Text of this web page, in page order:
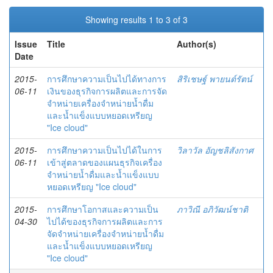
Showing results 1 to 3 of 3
Issue
Date
Title Author(s)
2015-
06-11
การศึกษาความเป็นไปได้ทางการ
เงินของธุรกิจการผลิตและการจัด
จำหน่ายเครื่องจำหน่ายน้ำดื่ม
และน้ำแข็งแบบหยอดเหรียญ
"Ice cloud"
สิริเชษฐ์ พายนต์รัตน์
2015-
06-11
การศึกษาความเป็นไปได้ในการ
เข้าสู่ตลาดของแผนธุรกิจเครื่อง
จำหน่ายน้ำดื่มและน้ำแข็งแบบ
หยอดเหรียญ "Ice cloud"
วิลาวัล อัญชลิสังกาศ
2015-
04-30
การศึกษาโอกาสและความเป็น
ไปได้ของธุรกิจการผลิตและการ
จัดจำหน่ายเครื่องจำหน่ายน้ำดื่ม
และน้ำแข็งแบบหยอดเหรียญ
"Ice cloud"
ภาวิณี อภิวัฒน์ชาติ